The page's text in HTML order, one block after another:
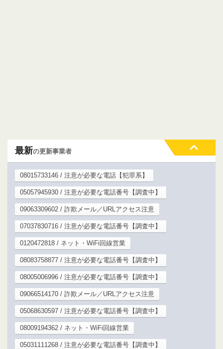
最新の更新事業者
08015733146 / 注意が必要な電話【犯罪系】
05057945930 / 注意が必要な電話番号【調査中】
09063309602 / 詐欺メール／URLアクセス注意
07037830716 / 注意が必要な電話番号【調査中】
0120472818 / ネット・WiFi回線営業
08083758877 / 注意が必要な電話番号【調査中】
08005006996 / 注意が必要な電話番号【調査中】
09066514170 / 詐欺メール／URLアクセス注意
05068630597 / 注意が必要な電話番号【調査中】
08009194362 / ネット・WiFi回線営業
05031111268 / 注意が必要な電話番号【調査中】